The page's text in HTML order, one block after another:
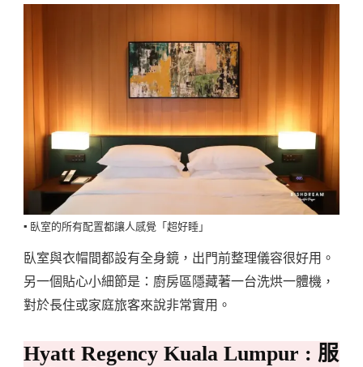
▪️ 臥室的所有配置都讓人感覺「超好睡」
臥室與衣帽間都設有全身鏡，出門前整理儀容很好用。
另一個貼心小細節是：廚房區隱藏著一台洗烘一體機，
對於長住或家庭旅客來說非常實用。
Hyatt Regency Kuala Lumpur : 服